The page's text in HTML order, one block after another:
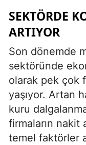
SEKTÖRDE
ARTIYOR
Son dönemde
sektöründe
olarak pek çok
yaşıyor. Artan
kuru
firmaların nakit
temel faktörler